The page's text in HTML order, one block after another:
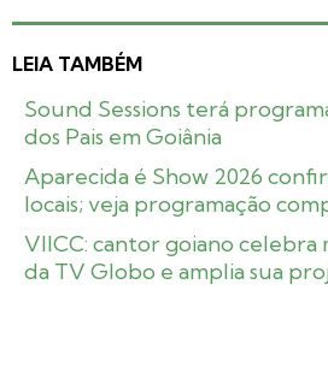
LEIA TAMBÉM
Sound Sessions terá
dos Pais em Goiânia
Aparecida é Show 2026
locais; veja programação
VIICC: cantor goiano celebra
da TV Globo e amplia sua